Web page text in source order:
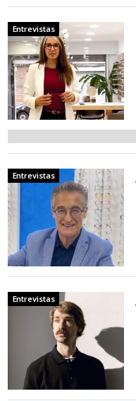
Entrevistas
Entrevistas
Entrevistas